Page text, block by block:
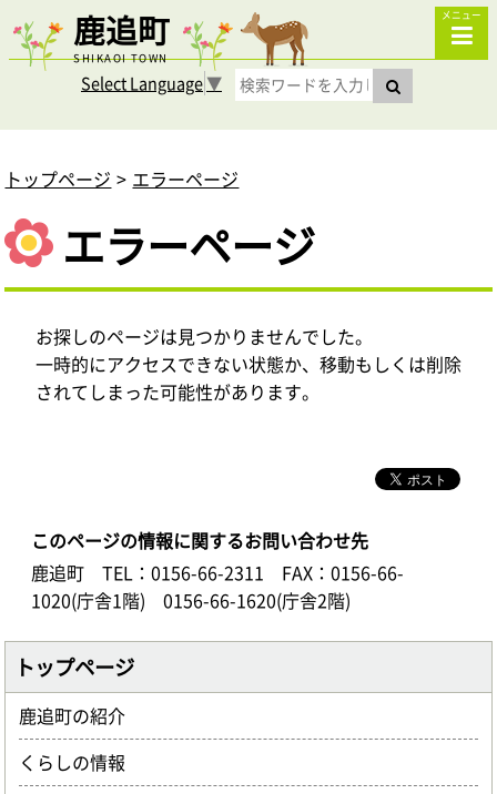
鹿追町
SHIKAOI TOWN
メニュー
Select Language▼
トップページ エラーページ
エラーページ
お探しのページは見つかりませんでした。
一時的にアクセスできない状態か、移動もしくは削除
されてしまった可能性があります。
このページの情報に関するお問い合わせ先
鹿追町
TEL：0156-66-2311
FAX：0156-66-
1020(庁舎1階) 0156-66-1620(庁舎2階)
トップページ
鹿追町の紹介
くらしの情報